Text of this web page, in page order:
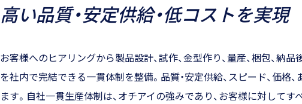
高い品質・安定供給・低コストを実現
お客様へのヒアリングから製品設計、試作、金型作り、量産、梱包、納
を社内で完結できる一貫体制を整備。品質・安定供給、スピード、価格
ます。自社一貫生産体制は、オチアイの強みであり、お客様に対して